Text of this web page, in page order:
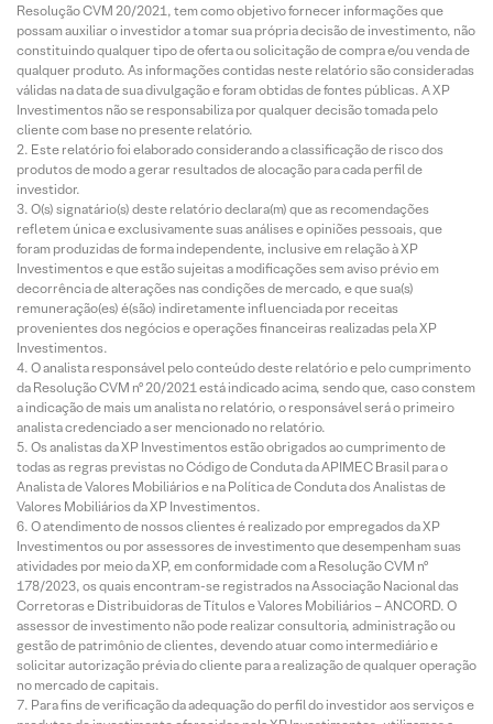
Resolução CVM 20/2021, tem como objetivo fornecer informações que
possam auxiliar o investidor a tomar sua própria decisão de investimento, não
constituindo qualquer tipo de oferta ou solicitação de compra e/ou venda de
qualquer produto. As informações contidas neste relatório são consideradas
válidas na data de sua divulgação e foram obtidas de fontes públicas. A XP
Investimentos não se responsabiliza por qualquer decisão tomada pelo
cliente com base no presente relatório.
Este relatório foi elaborado considerando a classificação de risco dos
produtos de modo a gerar resultados de alocação para cada perfil de
investidor.
O(s) signatário(s) deste relatório declara(m) que as recomendações
refletem única e exclusivamente suas análises e opiniões pessoais, que
foram produzidas de forma independente, inclusive em relação à XP
Investimentos e que estão sujeitas a modificações sem aviso prévio em
decorrência de alterações nas condições de mercado, e que sua(s)
remuneração(es) é(são) indiretamente influenciada por receitas
provenientes dos negócios e operações financeiras realizadas pela XP
Investimentos.
O analista responsável pelo conteúdo deste relatório e pelo cumprimento
da Resolução CVM nº 20/2021 está indicado acima, sendo que, caso constem
a indicação de mais um analista no relatório, o responsável será o primeiro
analista credenciado a ser mencionado no relatório.
Os analistas da XP Investimentos estão obrigados ao cumprimento de
todas as regras previstas no Código de Conduta da APIMEC Brasil para o
Analista de Valores Mobiliários e na Política de Conduta dos Analistas de
Valores Mobiliários da XP Investimentos.
O atendimento de nossos clientes é realizado por empregados da XP
Investimentos ou por assessores de investimento que desempenham suas
atividades por meio da XP, em conformidade com a Resolução CVM nº
178/2023, os quais encontram-se registrados na Associação Nacional das
Corretoras e Distribuidoras de Títulos e Valores Mobiliários – ANCORD. O
assessor de investimento não pode realizar consultoria, administração ou
gestão de patrimônio de clientes, devendo atuar como intermediário e
solicitar autorização prévia do cliente para a realização de qualquer operação
no mercado de capitais.
Para fins de verificação da adequação do perfil do investidor aos serviços e